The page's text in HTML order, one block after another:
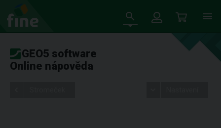
GEO5 software
Online nápověda